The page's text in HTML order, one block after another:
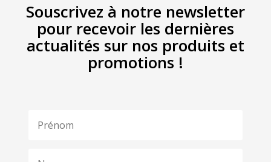
Souscrivez à notre newsletter
pour recevoir les dernières
actualités sur nos produits et
promotions !